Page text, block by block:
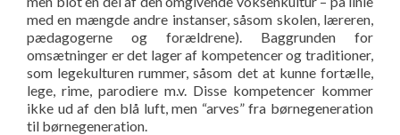
med en mængde andre instanser, såsom skolen, læreren,
pædagogerne og forældrene). Baggrunden for
omsætninger er det lager af kompetencer og traditioner,
som legekulturen rummer, såsom det at kunne fortælle,
lege, rime, parodiere m.v. Disse kompetencer kommer
ikke ud af den blå luft, men “arves” fra børnegeneration
til børnegeneration.